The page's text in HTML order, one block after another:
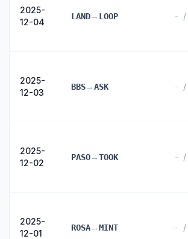
2025-
12-04
LAND→ LOOP - /
2025-
12-03
BBS→ASK - /
2025-
12-02
PASO→TOOK - /
2025-
12-01
ROSA→MINT - /